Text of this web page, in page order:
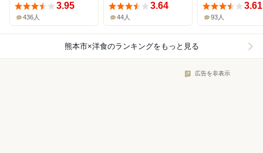
3.95
436人
3.64
44人
3.61
93人
熊本市×洋食のランキングをもっと見る
広告を非表示